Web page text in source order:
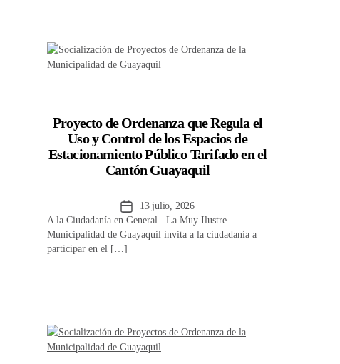
Proyecto de Ordenanza que Regula el
Uso y Control de los Espacios de
Estacionamiento Público Tarifado en el
Cantón Guayaquil
Fecha
de
la
entrada
13 julio, 2026
A la Ciudadanía en General La Muy Ilustre
Municipalidad de Guayaquil invita a la ciudadanía a
participar en el […]